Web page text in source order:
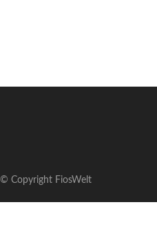
© Copyright FiosWelt